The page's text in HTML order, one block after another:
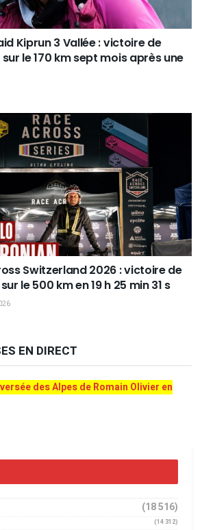
Kiprun 3 Vallée : victoire de
le 170 km sept mois après une
Switzerland 2026 : victoire de
le 500 km en 19 h 25 min 31 s
EN DIRECT
des Alpes de Romain Olivier en
(18 516)
(14 312)